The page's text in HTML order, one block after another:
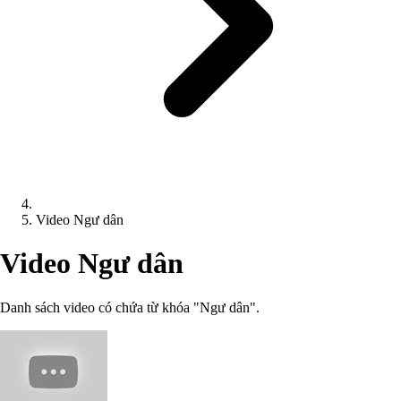
Video Ngư dân
Video Ngư dân
Danh sách video có chứa từ khóa "Ngư dân".